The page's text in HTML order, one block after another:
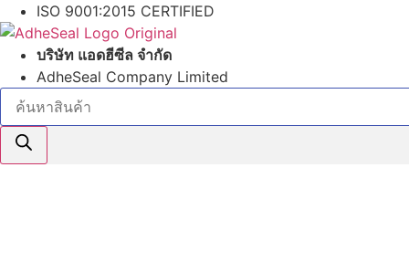
Skip
to
content
ISO 9001:2015 CERTIFIED
บริษัท แอดฮีซีล จำกัด
AdheSeal Company Limited
Products
search